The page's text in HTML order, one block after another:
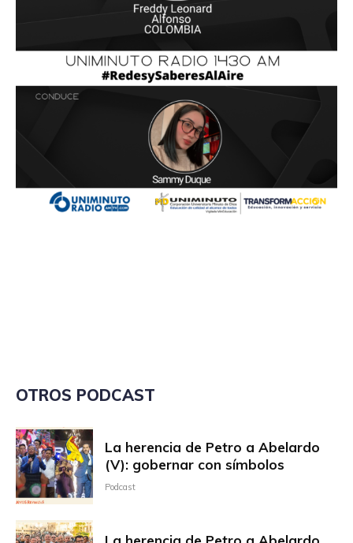
OTROS PODCAST
La herencia de Petro a Abelardo
(V): gobernar con símbolos
Podcast